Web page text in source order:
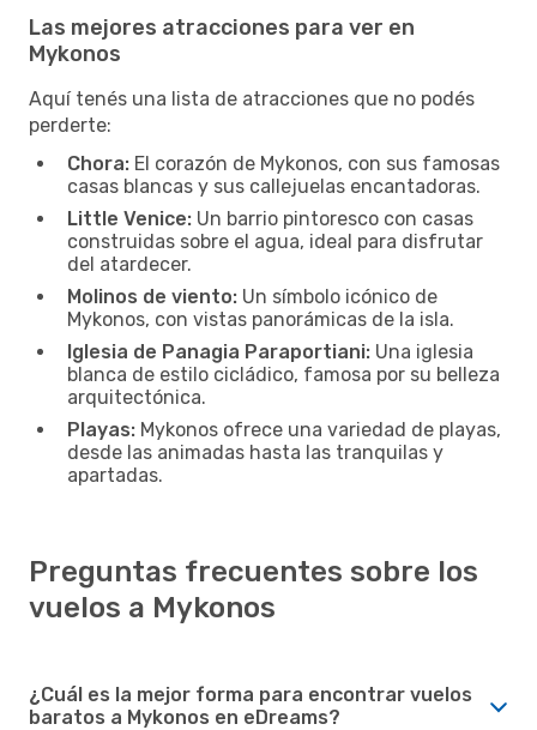
Las mejores atracciones para ver en
Mykonos
Aquí tenés una lista de atracciones que no podés
perderte:
Chora: El corazón de Mykonos, con sus famosas
casas blancas y sus callejuelas encantadoras.
Little Venice: Un barrio pintoresco con casas
construidas sobre el agua, ideal para disfrutar
del atardecer.
Molinos de viento: Un símbolo icónico de
Mykonos, con vistas panorámicas de la isla.
Iglesia de Panagia Paraportiani: Una iglesia
blanca de estilo cicládico, famosa por su belleza
arquitectónica.
Playas: Mykonos ofrece una variedad de playas,
desde las animadas hasta las tranquilas y
apartadas.
Preguntas frecuentes sobre los
vuelos a Mykonos
¿Cuál es la mejor forma para encontrar vuelos
baratos a Mykonos en eDreams?